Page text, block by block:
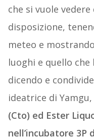
che si vuole
disposizione,
meteo e
luoghi e quello
dicendo e
ideatrice di Yamgu,
(Cto) ed Ester
nell’incubatore 3P